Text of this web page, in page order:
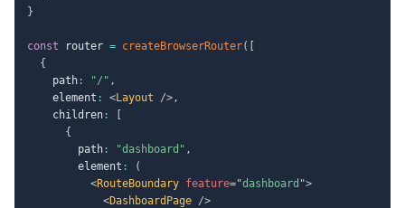
}
const router = createBrowserRouter(
{
    path
: "/" ,
    element
: <Layout />,
    children
:
{
        path
: "dashboard" ,
        element
:
(
<RouteBoundary feature="dashboard ">
<DashboardPage />